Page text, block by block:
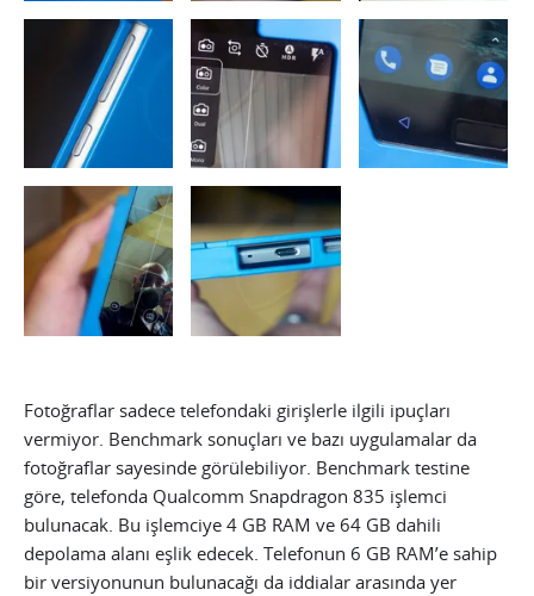
Fotoğraflar sadece telefondaki girişlerle ilgili ipuçları
vermiyor. Benchmark sonuçları ve bazı uygulamalar da
fotoğraflar sayesinde görülebiliyor. Benchmark testine
göre, telefonda Qualcomm Snapdragon 835 işlemci
bulunacak. Bu işlemciye 4 GB RAM ve 64 GB dahili
depolama alanı eşlik edecek. Telefonun 6 GB RAM’e sahip
bir versiyonunun bulunacağı da iddialar arasında yer